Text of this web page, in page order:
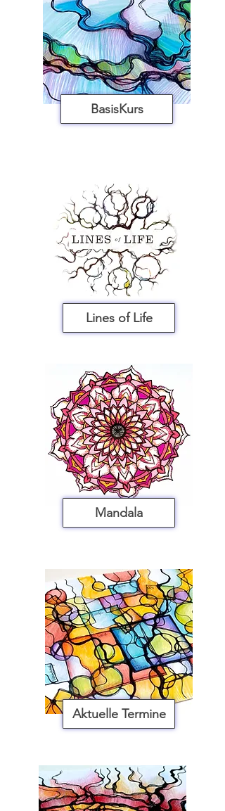
BasisKurs
Lines of Life
Mandala
Aktuelle Termine